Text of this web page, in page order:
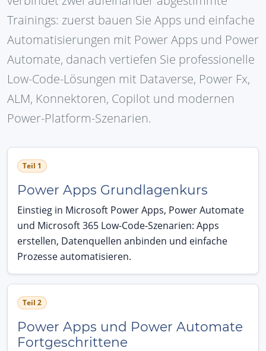
Trainings: zuerst bauen Sie Apps und einfache
Automatisierungen mit Power Apps und Power
Automate, danach vertiefen Sie professionelle
Low-Code-Lösungen mit Dataverse, Power Fx,
ALM, Konnektoren, Copilot und modernen
Power-Platform-Szenarien.
Teil 1
Power Apps Grundlagenkurs
Einstieg in Microsoft Power Apps, Power Automate
und Microsoft 365 Low-Code-Szenarien: Apps
erstellen, Datenquellen anbinden und einfache
Prozesse automatisieren.
Teil 2
Power Apps und Power Automate
Fortgeschrittene